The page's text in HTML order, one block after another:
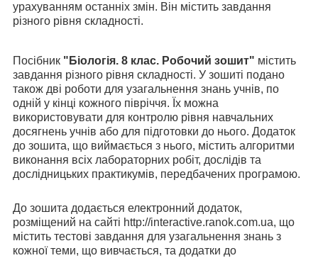
урахуванням останніх змін. Він містить завдання
різного рівня складності.
Посібник "Біологія. 8 клас. Робочий зошит" містить
завдання різного рівня складності. У зошиті подано
також дві роботи для узагальнення знань учнів, по
одній у кінці кожного півріччя. Їх можна
використовувати для контролю рівня навчальних
досягнень учнів або для підготовки до нього. Додаток
до зошита, що виймається з нього, містить алгоритми
виконання всіх лабораторних робіт, дослідів та
дослідницьких практикумів, передбачених програмою.
До зошита додається електронний додаток,
розміщений на сайті http://interactive.ranok.com.ua, що
містить тестові завдання для узагальнення знань з
кожної теми, що вивчається, та додатки до